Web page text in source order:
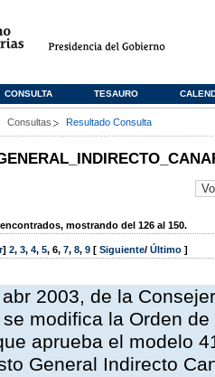
CONSULTA TESAURO
Consultas Resultado Consulta
mostrando del 126 al 150.
] 2, 3, 4, 5, 6, 7, 8, 9 [ Siguiente/ Último ]
2003, de la
modifica la Orden
aprueba el modelo
General Indirecto